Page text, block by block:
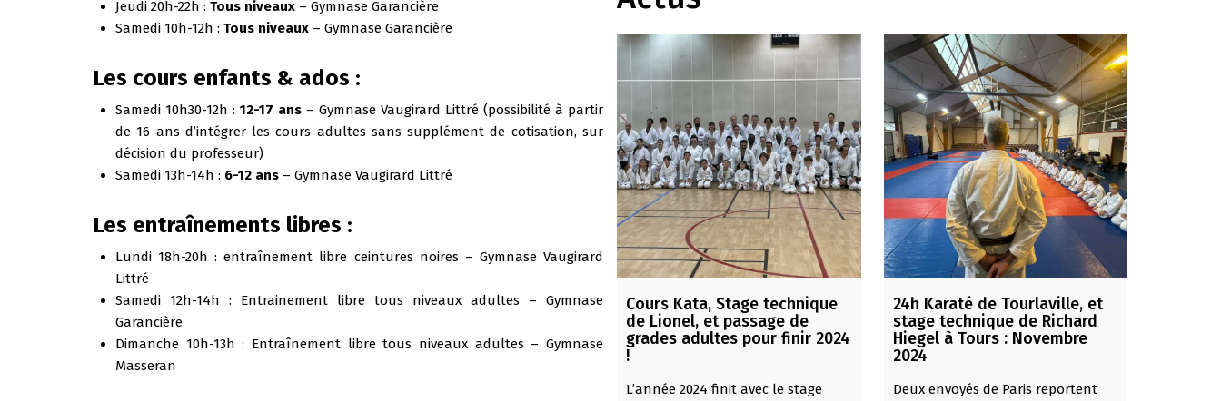
Jeudi 20h-22h : Tous niveaux – Gymnase Garancière
Samedi 10h-12h : Tous niveaux – Gymnase Garancière
Les cours enfants & ados :
Samedi 10h30-12h : 12-17 ans – Gymnase Vaugirard Littré (possibilité à partir
de 16 ans d’intégrer les cours adultes sans supplément de cotisation, sur
décision du professeur)
Samedi 13h-14h : 6-12 ans – Gymnase Vaugirard Littré
Les entraînements libres :
Lundi 18h-20h : entraînement libre ceintures noires – Gymnase Vaugirard
Littré
Samedi 12h-14h : Entrainement libre tous niveaux adultes – Gymnase
Garancière
Dimanche 10h-13h : Entraînement libre tous niveaux adultes – Gymnase
Masseran
Cours Kata, Stage technique
de Lionel, et passage de
grades adultes pour finir 2024
!
L’année 2024 finit avec le stage
24h Karaté de Tourlaville, et
stage technique de Richard
Hiegel à Tours : Novembre
2024
Deux envoyés de Paris reportent